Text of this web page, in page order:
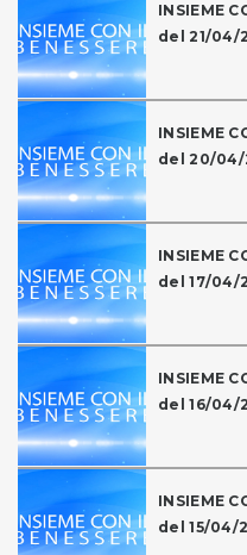
INSIEME
del 21/04/
INSIEME
del 20/04/
INSIEME
del 17/04/
INSIEME
del 16/04/
INSIEME
del 15/04/